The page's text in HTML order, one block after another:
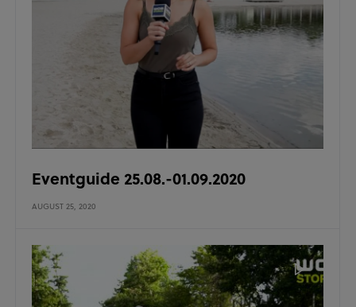
Eventguide 25.08.-01.09.2020
AUGUST 25, 2020